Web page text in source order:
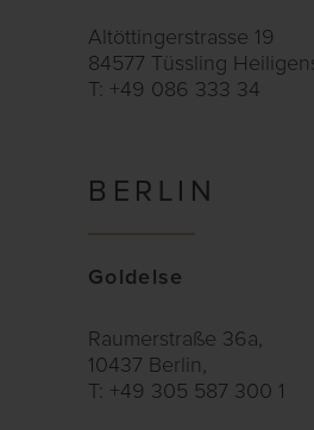
Altöttingerstrasse 19
84577 Tüssling
T: +49 086 333 34
BERLIN
Goldelse
Raumerstraße 36a,
10437 Berlin,
T: +49 305 587 300 1